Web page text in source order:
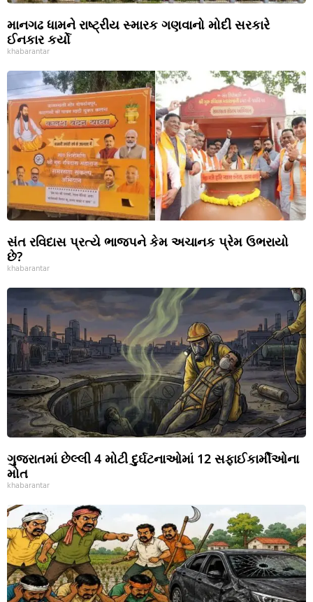
માનગઢ ધામને રાષ્ટ્રીય સ્મારક ગણવાનો મોદી સરકારે
ઈનકાર કર્યો
khabarantar
સંત રવિદાસ પ્રત્યે ભાજપને કેમ અચાનક પ્રેમ ઉભરાયો
છે?
khabarantar
ગુજરાતમાં છેલ્લી 4 મોટી દુર્ઘટનાઓમાં 12 સફાઈકાર્મીઓના
મોત
khabarantar